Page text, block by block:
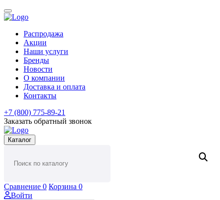
Распродажа
Акции
Наши услуги
Бренды
Новости
О компании
Доставка и оплата
Контакты
+7 (800) 775-89-21
Заказать обратный звонок
Каталог
Сравнение 0 Корзина 0
Войти